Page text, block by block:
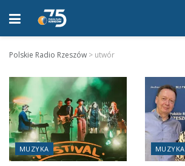
Polskie Radio Rzeszów > utwór
MUZYKA MUZYKA